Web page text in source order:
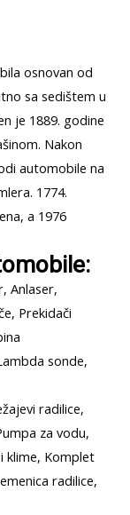
osnovan od
sa sedištem u
je 1889. godine
Nakon
automobile na
1774.
a 1976
Anlaser,
Prekidači
sonde,
radilice,
za vodu,
klime, Komplet
radilice,